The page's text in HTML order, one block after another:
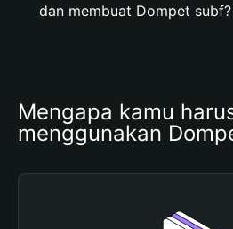
dan membuat Dompet subf?
Mengapa kamu
menggunakan